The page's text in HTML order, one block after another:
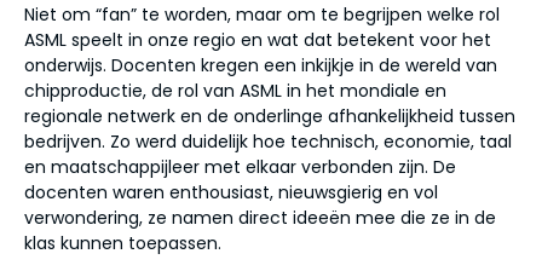
Niet om “fan” te worden, maar om te begrijpen welke rol
ASML speelt in onze regio en wat dat betekent voor het
onderwijs. Docenten kregen een inkijkje in de wereld van
chipproductie, de rol van ASML in het mondiale en
regionale netwerk en de onderlinge afhankelijkheid tussen
bedrijven. Zo werd duidelijk hoe technisch, economie, taal
en maatschappijleer met elkaar verbonden zijn. De
docenten waren enthousiast, nieuwsgierig en vol
verwondering, ze namen direct ideeën mee die ze in de
klas kunnen toepassen.